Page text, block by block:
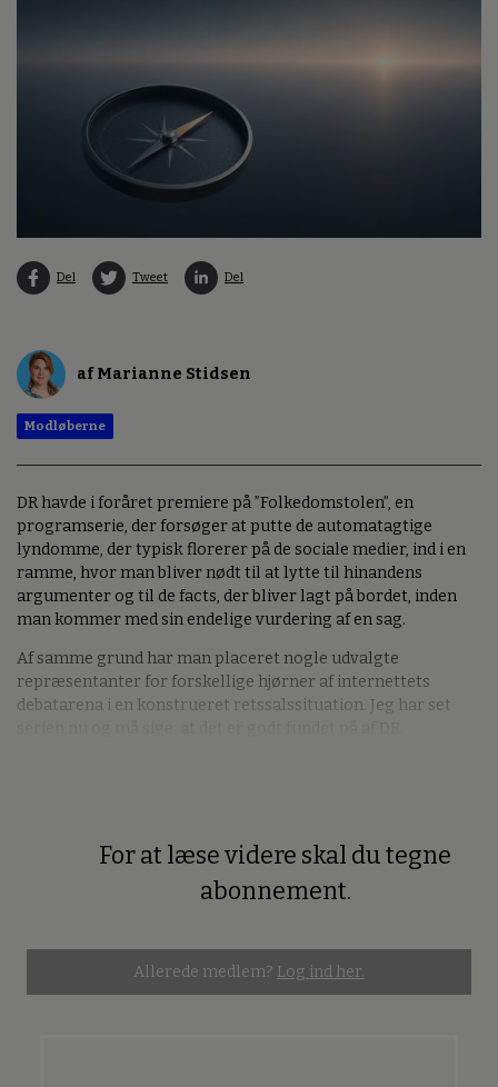
Del Tweet Del
af Marianne Stidsen
Modløberne
DR havde i foråret premiere på ”Folkedomstolen”, en
programserie, der forsøger at putte de automatagtige
lyndomme, der typisk florerer på de sociale medier, ind i en
ramme, hvor man bliver nødt til at lytte til hinandens
argumenter og til de facts, der bliver lagt på bordet, inden
man kommer med sin endelige vurdering af en sag.
Af samme grund har man placeret nogle udvalgte
repræsentanter for forskellige hjørner af internettets
debatarena i en konstrueret retssalssituation. Jeg har set
For at læse videre skal du tegne
abonnement.
Allerede medlem? Log ind her.